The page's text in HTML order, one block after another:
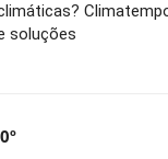
soluções